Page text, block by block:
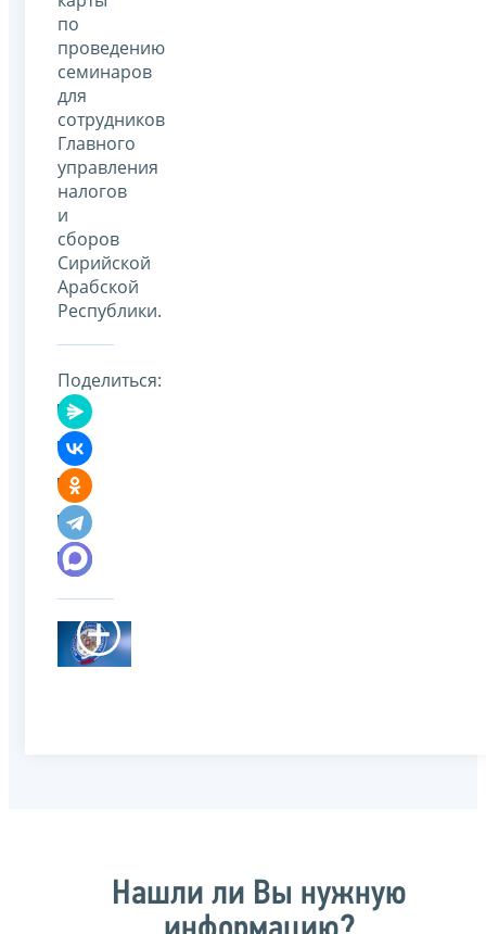
по
проведению
семинаров
для
сотрудников
Главного
управления
налогов
и
сборов
Сирийской
Арабской
Республики.
Поделиться:
Нашли ли Вы нужную